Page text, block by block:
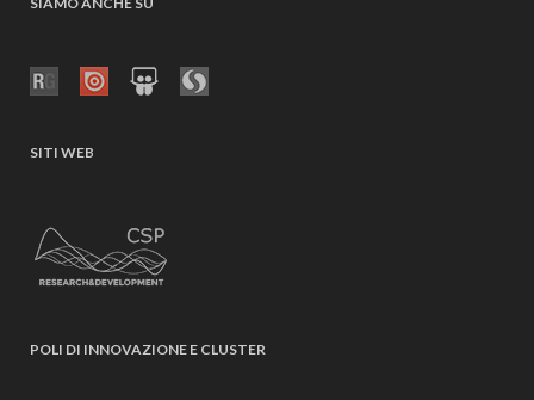
SITI WEB
POLI DI INNOVAZIONE E CLUSTER